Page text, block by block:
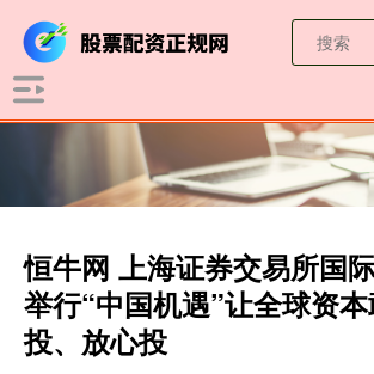
恒牛网 上海证券交易所国
举行“中国机遇”让全球资
投、放心投